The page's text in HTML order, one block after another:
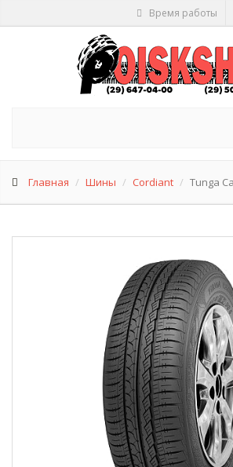
Время работы
Главная Шины Cordiant Tunga